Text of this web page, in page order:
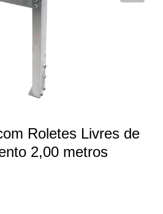
Roletes Livres de
2,00 metros